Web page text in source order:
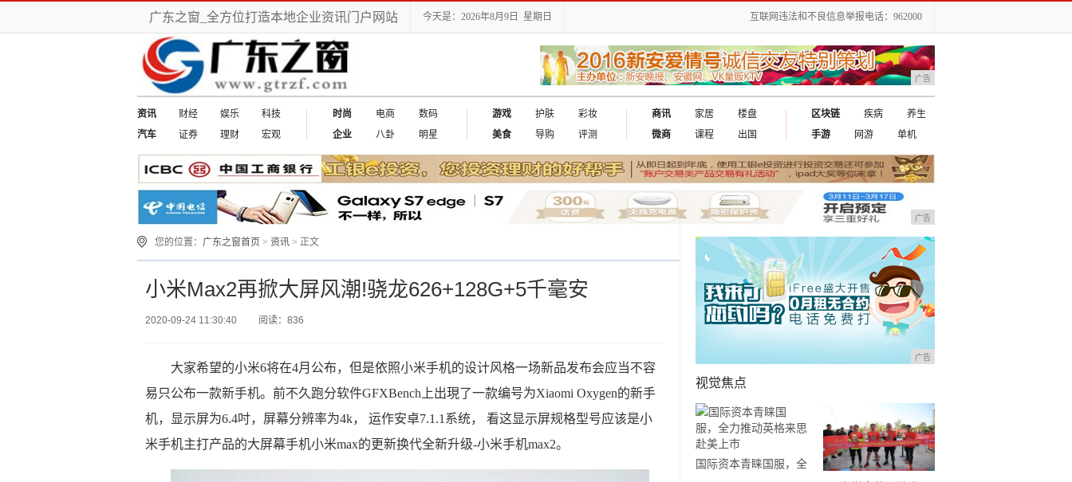
广东之窗_全方位打造本地企业资讯门户网站 今天是：2026年8月9日 星期日 互联网违法和不良信息举报电话：962000
广告
资讯 财经 娱乐
科技
汽车
证券 理财 宏观
时尚 电商
数码
企业
八卦 明星
游戏 护肤
彩妆
美食
导购 评测
商讯 家居
楼盘
微商
课程 出国
区块链 疾病
养生
手游
网游 单机
广告
您的位置： 广东之窗首页 > 资讯 > 正文
小米Max2再掀大屏风潮!骁龙626+128G+5千毫安
2020-09-24 11:30:40 阅读：836
大家希望的小米6将在4月公布，但是依照小米手机的设计风格一场新品发布会应当不容
易只公布一款新手机。前不久跑分软件GFXBench上出現了一款编号为Xiaomi Oxygen的新手
机，显示屏为6.4吋，屏幕分辨率为4k， 运作安卓7.1.1系统， 看这显示屏规格型号应该是小
米手机主打产品的大屏幕手机小米max的更新换代全新升级-小米手机max2。
广告
视觉焦点
国际资本青睐国服，全